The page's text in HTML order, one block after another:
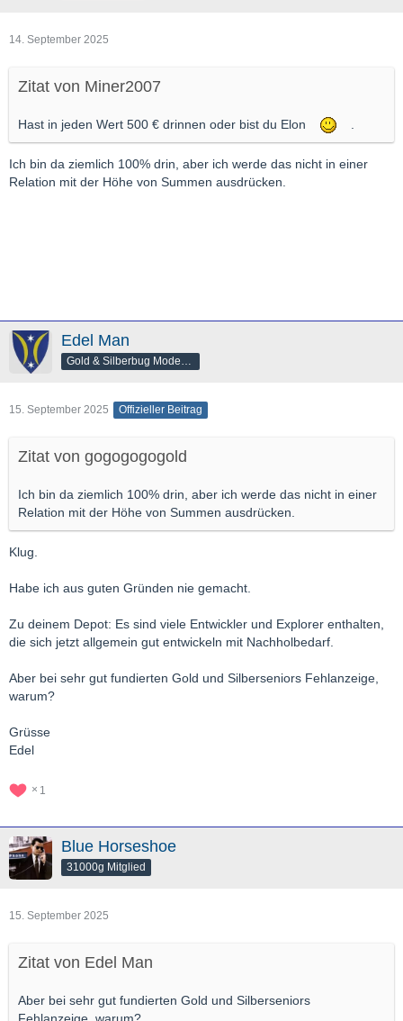
14. September 2025
Zitat von Miner2007
Hast in jeden Wert 500 € drinnen oder bist du Elon
Ich bin da ziemlich 100% drin, aber ich werde das nicht in einer
Relation mit der Höhe von Summen ausdrücken.
Edel Man
15. September 2025 Offizieller Beitrag
Zitat von gogogogogold
Ich bin da ziemlich 100% drin, aber ich werde das nicht in einer
Relation mit der Höhe von Summen ausdrücken.
Klug.
Habe ich aus guten Gründen nie gemacht.
Zu deinem Depot: Es sind viele Entwickler und Explorer enthalten,
die sich jetzt allgemein gut entwickeln mit Nachholbedarf.
Aber bei sehr gut fundierten Gold und Silberseniors Fehlanzeige,
warum?
Grüsse
Edel
1
Blue Horseshoe
31000g Mitglied
15. September 2025
Zitat von Edel Man
Aber bei sehr gut fundierten Gold und Silberseniors